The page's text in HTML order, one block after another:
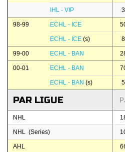
IHL - VIP 3
98-99 ECHL - ICE
ECHL - ICE (s) 8
99-00 ECHL - BAN
00-01 ECHL - BAN
ECHL - BAN (s) 5
PAR LIGUE
NHL
NHL (Series)
AHL